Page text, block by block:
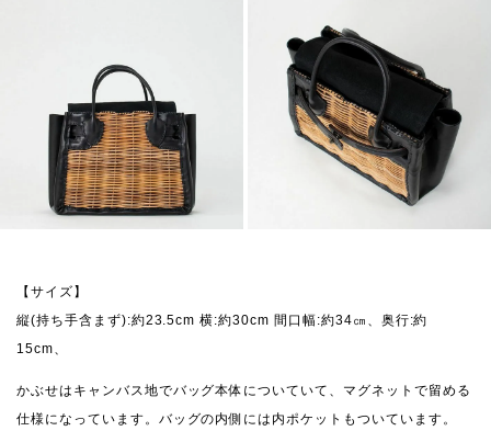
【サイズ】
縦(持ち手含まず):約23.5cm 横:約30cm 間口幅:約34㎝、奥行:約
15cm、
かぶせはキャンバス地でバッグ本体についていて、マグネットで留める
仕様になっています。バッグの内側には内ポケットもついています。